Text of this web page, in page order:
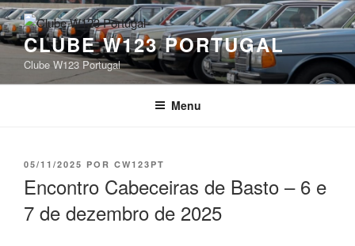
Saltar
para
o
conteúdo
CLUBE W123 PORTUGAL
Clube W123 Portugal
Menu
PUBLICADO
05/11/2025 POR CW123PT
Encontro Cabeceiras de Basto – 6 e
7 de dezembro de 2025